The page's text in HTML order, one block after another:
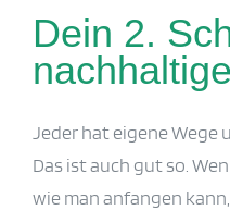
Dein 2.
Jeder hat eigene Wege
Das ist auch gut so.
wie man anfangen